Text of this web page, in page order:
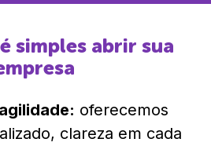
simples abrir sua
oferecemos
clareza em cada